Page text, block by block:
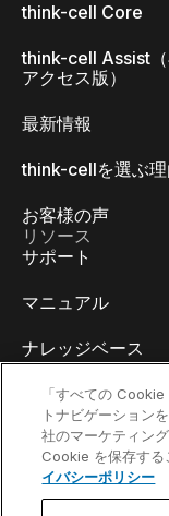
think-cell Core
think-cell Assist
アクセス版）
最新情報
think-cellを選ぶ理
お客様の声
リソース
サポート
マニュアル
ナレッジベース
think-cell
ビデオチュートリ
コンテンツハブ
「すべての
トナビゲーション
社のマーケティン
Cookie を保存する
イバシーポリシー